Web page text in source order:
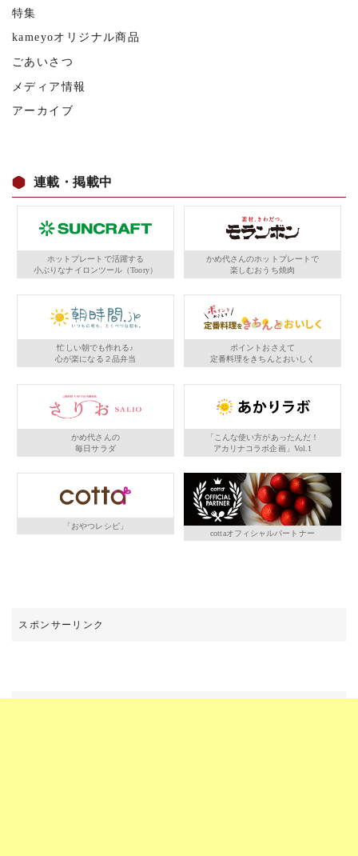
特集
kameyoオリジナル商品
ごあいさつ
メディア情報
アーカイブ
連載・掲載中
ホットプレートで活躍する
小ぶりなナイロンツール（Toory）
かめ代さんのホットプレートで
楽しむおうち焼肉
忙しい朝でも作れる♪
心が楽になる２品弁当
ポイントおさえて
定番料理をきちんとおいしく
かめ代さんの
毎日サラダ
「こんな使い方があったんだ！
アカリナコラボ企画」Vol.1
「おやつレシピ」
cottaオフィシャルパートナー